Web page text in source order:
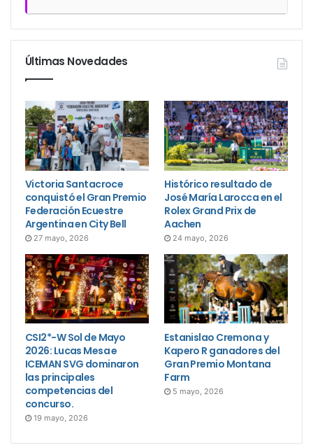
Últimas Novedades
Victoria Santacroce
conquistó el Gran Premio
Federación Ecuestre
Argentina en City Bell
27 mayo, 2026
Histórico resultado de
José María Larocca en el
Rolex Grand Prix de
Aachen
24 mayo, 2026
CSI2*-W Sol de Mayo
2026: Lucas Mesa e
ICEMAN SVG dominaron
las principales
competencias del
concurso.
19 mayo, 2026
Estanislao Cremona y
Kapero R ganadores del
Gran Premio Montana
Farm
5 mayo, 2026